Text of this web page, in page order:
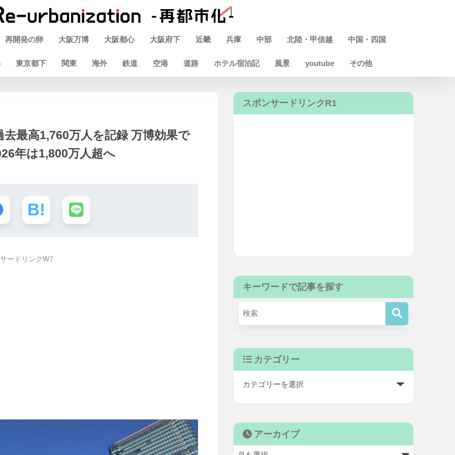
再開発の卵 大阪万博 大阪都心 大阪府下 近畿 兵庫 中部 北陸・甲信越 中国・四国
東京都下 関東 海外 鉄道 空港 道路 ホテル宿泊記 風景 youtube その他
最高1,760万人を記録 万博効果で
年は1,800万人超へ
ードリンクW7
スポンサードリンクR1
キーワードで記事を探す
カテゴリー
アーカイブ